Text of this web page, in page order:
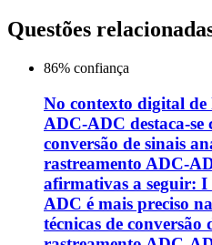
Questões
86% confiança
No contexto digital de
ADC-ADC destaca-se
conversão de sinais
rastreamento ADC-
afirmativas a seguir:
ADC é mais preciso
técnicas de